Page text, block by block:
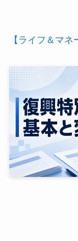
【ライフ＆マネ